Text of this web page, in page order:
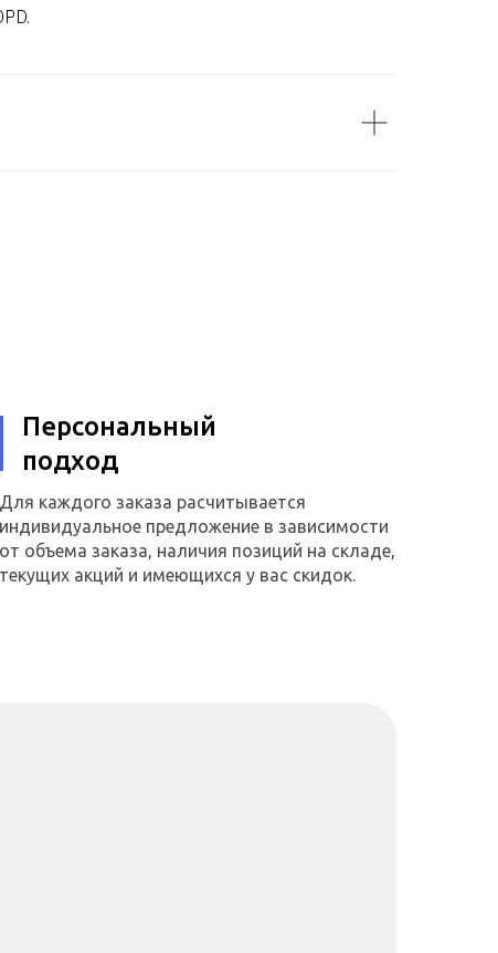
Персональный
подход
Для каждого заказа расчитывается
индивидуальное предложение в зависимости
от объема заказа, наличия позиций на складе,
текущих акций и имеющихся у вас скидок.